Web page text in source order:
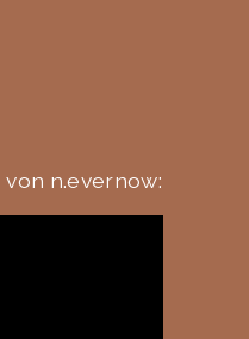
n.evernow: